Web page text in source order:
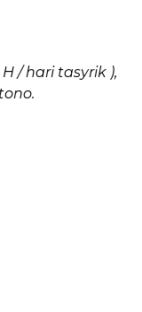
/ hari tasyrik ),